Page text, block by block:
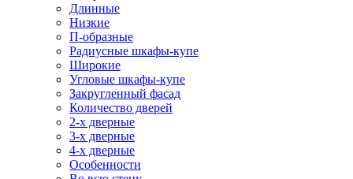
Длинные
Низкие
П-образные
Радиусные шкафы-купе
Широкие
Угловые шкафы-купе
Закругленный фасад
Количество дверей
2-х дверные
3-х дверные
4-х дверные
Особенности